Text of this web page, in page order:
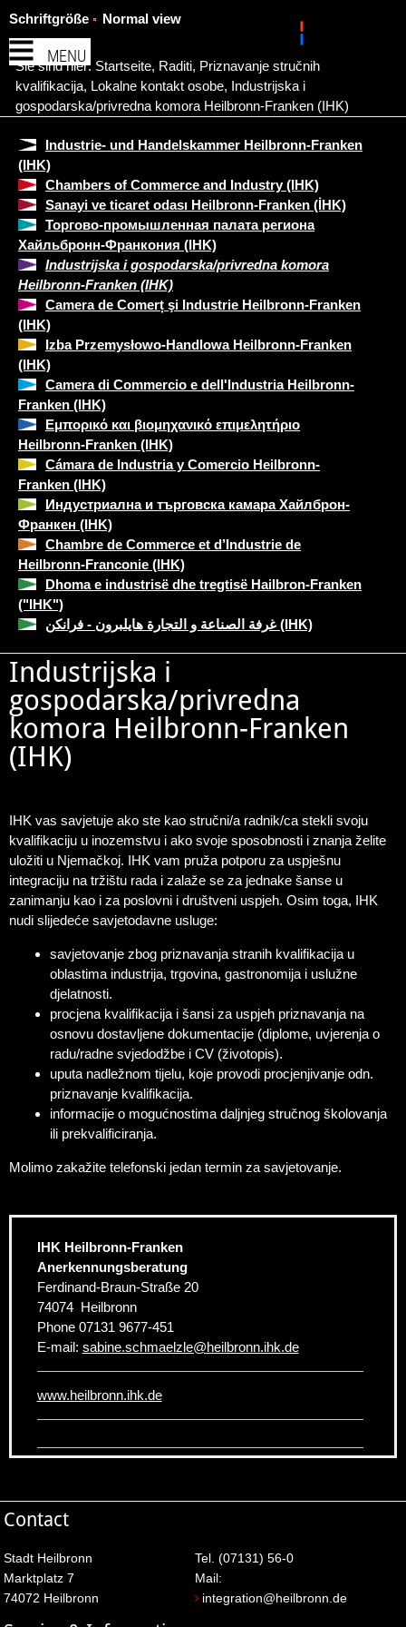
MENU
Schriftgröße Normal view
Sie sind hier: Startseite, Raditi, Priznavanje stručnih
kvalifikacija, Lokalne kontakt osobe, Industrijska i
gospodarska/privredna komora Heilbronn-Franken (IHK)
Industrie- und Handelskammer Heilbronn-Franken
(IHK)
Chambers of Commerce and Industry (IHK)
Sanayi ve ticaret odası Heilbronn-Franken (İHK)
Торгово-промышленная палата региона
Хайльбронн-Франкония (IHK)
Industrijska i gospodarska/privredna komora
Heilbronn-Franken (IHK)
Camera de Comerț şi Industrie Heilbronn-Franken
(IHK)
Izba Przemysłowo-Handlowa Heilbronn-Franken
(IHK)
Camera di Commercio e dell'Industria Heilbronn-
Franken (IHK)
Εμπορικό και βιομηχανικό επιμελητήριο
Heilbronn-Franken (IHK)
Cámara de Industria y Comercio Heilbronn-
Franken (IHK)
Индустриална и търговска камара Хайлброн-
Франкен (IHK)
Chambre de Commerce et d’Industrie de
Heilbronn-Franconie (IHK)
Dhoma e industrisë dhe tregtisë Hailbron-Franken
("IHK")
غرفة الصناعة و التجارة هايلبرون - فرانكن (IHK)
Industrijska i
gospodarska/privredna
komora Heilbronn-Franken
(IHK)
IHK vas savjetuje ako ste kao stručni/a radnik/ca stekli svoju
kvalifikaciju u inozemstvu i ako svoje sposobnosti i znanja želite
uložiti u Njemačkoj. IHK vam pruža potporu za uspješnu
integraciju na tržištu rada i zalaže se za jednake šanse u
zanimanju kao i za poslovni i društveni uspjeh. Osim toga, IHK
nudi slijedeće savjetodavne usluge:
savjetovanje zbog priznavanja stranih kvalifikacija u
oblastima industrija, trgovina, gastronomija i uslužne
djelatnosti.
procjena kvalifikacija i šansi za uspjeh priznavanja na
osnovu dostavljene dokumentacije (diplome, uvjerenja o
radu/radne svjedodžbe i CV (životopis).
uputa nadležnom tijelu, koje provodi procjenjivanje odn.
priznavanje kvalifikacija.
informacije o mogućnostima daljnjeg stručnog školovanja
ili prekvalificiranja.
Molimo zakažite telefonski jedan termin za savjetovanje.
IHK Heilbronn-Franken
Anerkennungsberatung
Ferdinand-Braun-Straße 20
74074 Heilbronn
Phone 07131 9677-451
E-mail: sabine.schmaelzle@heilbronn.ihk.de
www.heilbronn.ihk.de
Contact
Stadt Heilbronn
Marktplatz 7
74072 Heilbronn
Tel. (07131) 56-0
Mail:
integration@heilbronn.de